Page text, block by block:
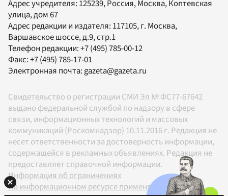
Адрес учредителя: 125239, Россия, Москва, Коптевская
улица, дом 67
Адрес редакции и издателя: 117105, г. Москва,
Варшавское шоссе, д.9, стр.1
Телефон редакции:+7 (495) 785-00-12
Факс:+7 (495) 785-17-01
Электронная почта:gazeta@gazeta.ru
Свидетельство о регистрации СМИ Эл № ФС77-67642
выдано федеральной службой по надзору в сфере
связи, информационных технологий и массовых
коммуникаций (Роскомнадзор) 10.11.2016 г. Редакция не
несет ответственности за достоверность информации,
содержащейся в рекламных объявлениях. Редакция не
предоставляет справочной информации.
Информация об ограничениях
На информационном ресурсе применяются